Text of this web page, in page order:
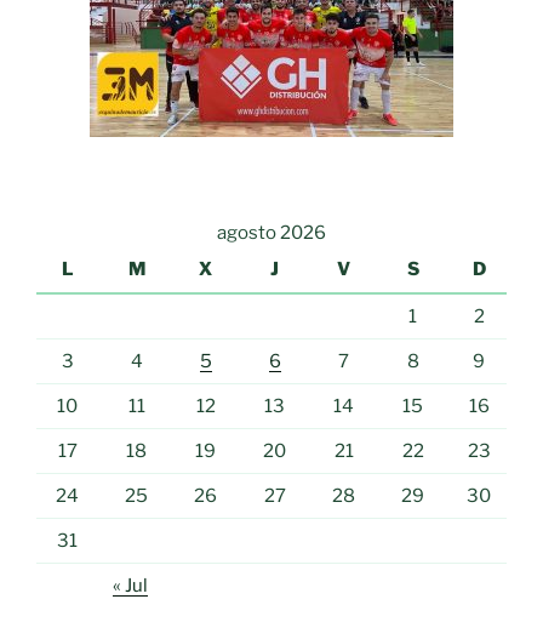
agosto 2026
L
M X J V S D
1 2
3 4 5 6 7 8 9
10 11 12 13 14 15 16
17 18 19 20 21 22 23
24 25 26 27 28 29 30
31
« Jul